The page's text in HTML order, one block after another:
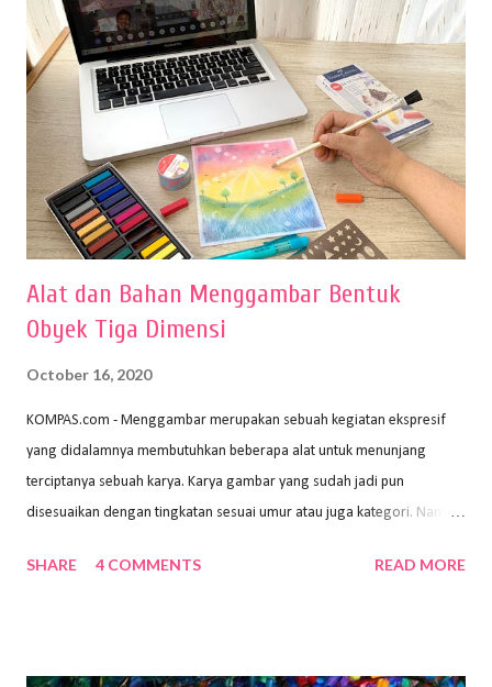
Alat dan Bahan Menggambar Bentuk
Obyek Tiga Dimensi
October 16, 2020
KOMPAS.com - Menggambar merupakan sebuah kegiatan ekspresif
yang didalamnya membutuhkan beberapa alat untuk menunjang
terciptanya sebuah karya. Karya gambar yang sudah jadi pun
disesuaikan dengan tingkatan sesuai umur atau juga kategori. Namun,
sehingga hasilnya bisa dilihat. Peran alat dan bahan sangat
SHARE 4 COMMENTS READ MORE